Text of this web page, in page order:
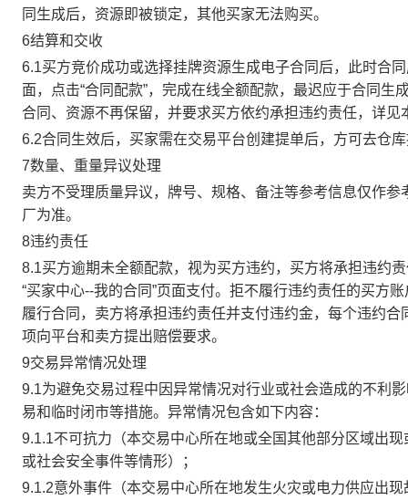
同生成后，资源即被锁定，其他买家无法购买。
6结算和交收
6.1买方竞价成功或选择挂牌资源生成电子合同后，此时合
面，点击“合同配款”，完成在线全额配款，最迟应于合同
合同、资源不再保留，并要求买方依约承担违约责任，详见
6.2合同生效后，买家需在交易平台创建提单后，方可去仓
7数量、重量异议处理
卖方不受理质量异议，牌号、规格、备注等参考信息仅作
厂为准。
8违约责任
8.1买方逾期未全额配款，视为买方违约，买方将承担违约
“买家中心--我的合同”页面支付。拒不履行违约责任的买方
履行合同，卖方将承担违约责任并支付违约金，每个违约
项向平台和卖方提出赔偿要求。
9交易异常情况处理
9.1为避免交易过程中因异常情况对行业或社会造成的不利
易和临时闭市等措施。异常情况包含如下内容：
9.1.1不可抗力（本交易中心所在地或全国其他部分区域出
或社会安全事件等情形）；
9.1.2意外事件（本交易中心所在地发生火灾或电力供应出